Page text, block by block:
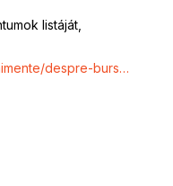
listáját,
despre-burs…